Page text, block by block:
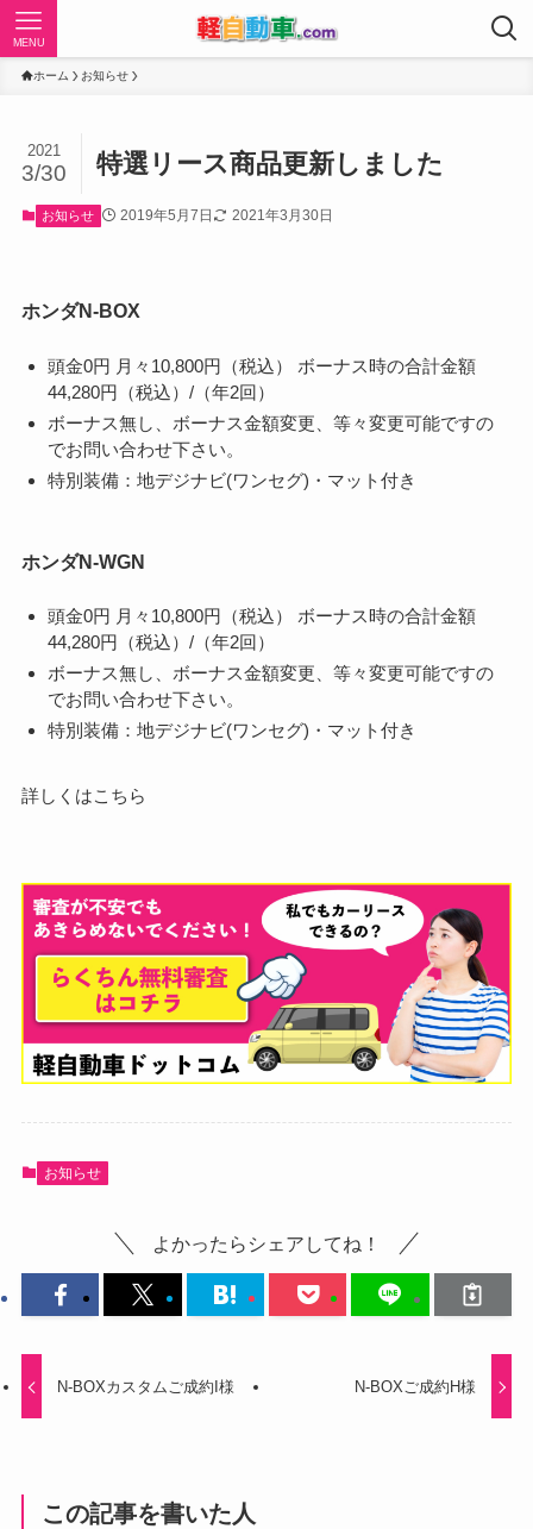
MENU
ホーム お知らせ
特選リース商品更新しました
2021
3/30
お知らせ 2019年5月7日 2021年3月30日
ホンダN-BOX
頭金0円 月々10,800円（税込） ボーナス時の合計金額
44,280円（税込）/（年2回）
ボーナス無し、ボーナス金額変更、等々変更可能ですの
でお問い合わせ下さい。
特別装備：地デジナビ(ワンセグ)・マット付き
ホンダN-WGN
頭金0円 月々10,800円（税込） ボーナス時の合計金額
44,280円（税込）/（年2回）
ボーナス無し、ボーナス金額変更、等々変更可能ですの
でお問い合わせ下さい。
特別装備：地デジナビ(ワンセグ)・マット付き
詳しくはこちら
お知らせ
よかったらシェアしてね！
N-BOXカスタムご成約I様 N-BOXご成約H様
この記事を書いた人